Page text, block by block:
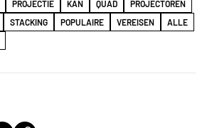
PROJECTIE KAN QUAD
PROJECTOREN
STACKING POPULAIRE VEREISEN
ALLE